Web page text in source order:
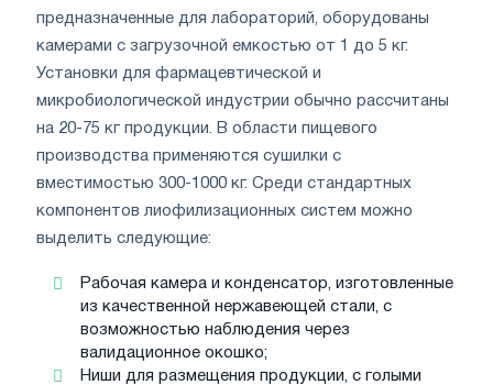
предназначенные для лабораторий, оборудованы
камерами с загрузочной емкостью от 1 до 5 кг.
Установки для фармацевтической и
микробиологической индустрии обычно рассчитаны
на 20-75 кг продукции. В области пищевого
производства применяются сушилки с
вместимостью 300-1000 кг. Среди стандартных
компонентов лиофилизационных систем можно
выделить следующие:
Рабочая камера и конденсатор, изготовленные
из качественной нержавеющей стали, с
возможностью наблюдения через
валидационное окошко;
Ниши для размещения продукции, с голыми